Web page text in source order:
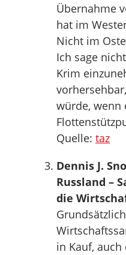
Übernahme
hat im
Nicht im
Ich sage
Krim
würde, wenn
Quelle: taz
Dennis J.
Russland –
die
in Kauf,